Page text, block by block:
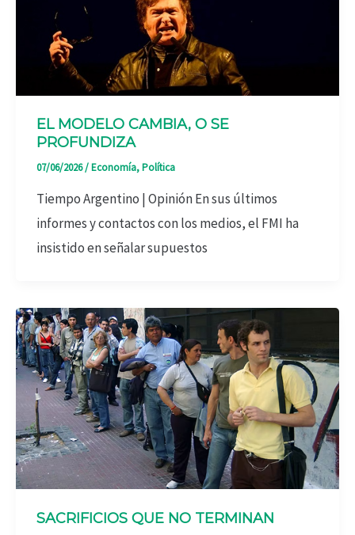
EL MODELO CAMBIA, O SE
PROFUNDIZA
07/06/2026/Economía,Política
Tiempo Argentino | Opinión En sus últimos
informes y contactos con los medios, el FMI ha
insistido en señalar supuestos
SACRIFICIOS QUE NO TERMINAN